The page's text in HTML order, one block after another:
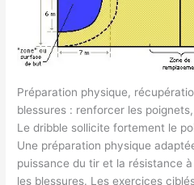
Préparation physique,
blessures : renforcer les
Le dribble sollicite fortement le
Une préparation physique
puissance du tir et la résistance
les blessures. Les exercices